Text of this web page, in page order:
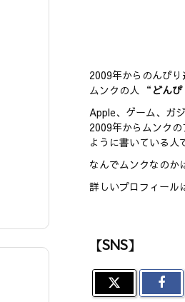
2009年からのんびり
ムンクの人 “ どんぴ
Apple、ゲーム、ガ
2009年からムンク
ように書いている人
なんでムンクなのか
詳しいプロフィール
【SNS】